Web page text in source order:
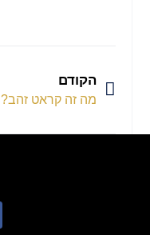
הקודם
מה זה קראט זהב?